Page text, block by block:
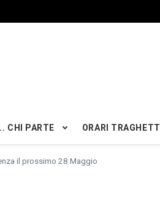
CHI PARTE ORARI TRAGHETTI
il prossimo 28 Maggio